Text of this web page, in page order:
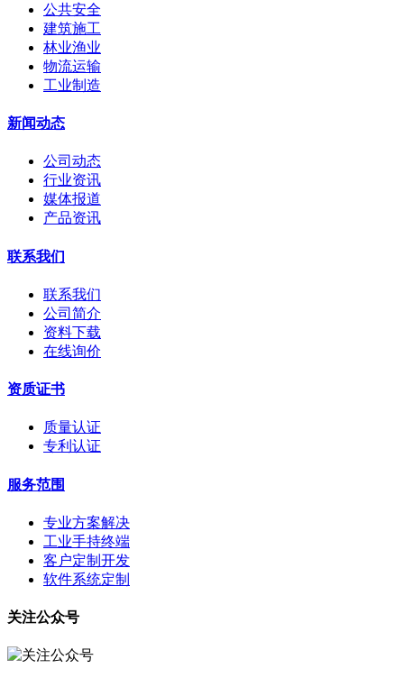
公共安全
建筑施工
林业渔业
物流运输
工业制造
新闻动态
公司动态
行业资讯
媒体报道
产品资讯
联系我们
联系我们
公司简介
资料下载
在线询价
资质证书
质量认证
专利认证
服务范围
专业方案解决
工业手持终端
客户定制开发
软件系统定制
关注公众号